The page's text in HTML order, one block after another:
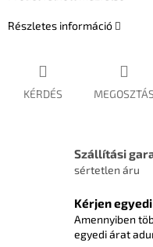
Részletes információ
KÉRDÉS MEGOSZTÁS
Szállítási
sértetlen áru
Kérjen
Amennyiben
egyedi árat